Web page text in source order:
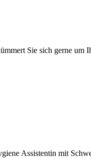
Sie sich gerne um
Assistentin mit